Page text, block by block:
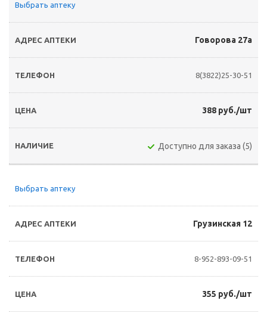
Выбрать аптеку
Говорова 27а
8(3822)25-30-51
388 руб./шт
Доступно для заказа (5)
Выбрать аптеку
Грузинская 12
8-952-893-09-51
355 руб./шт